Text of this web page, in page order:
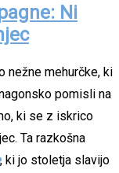
Ni
nežne mehurčke, ki
pomisli na
ki se z iskrico
Ta razkošna
, ki jo stoletja slavijo